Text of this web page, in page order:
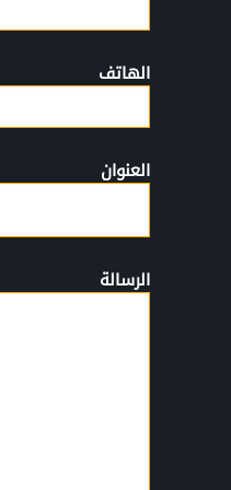
الهاتف
العنوان
الرسالة